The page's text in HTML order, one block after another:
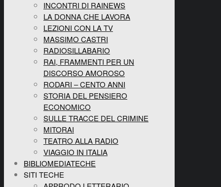
INCONTRI DI RAINEWS
LA DONNA CHE LAVORA
LEZIONI CON LA TV
MASSIMO CASTRI
RADIOSILLABARIO
RAI, FRAMMENTI PER UN
DISCORSO AMOROSO
RODARI – CENTO ANNI
STORIA DEL PENSIERO
ECONOMICO
SULLE TRACCE DEL CRIMINE
MITORAI
TEATRO ALLA RADIO
VIAGGIO IN ITALIA
BIBLIOMEDIATECHE
SITI TECHE